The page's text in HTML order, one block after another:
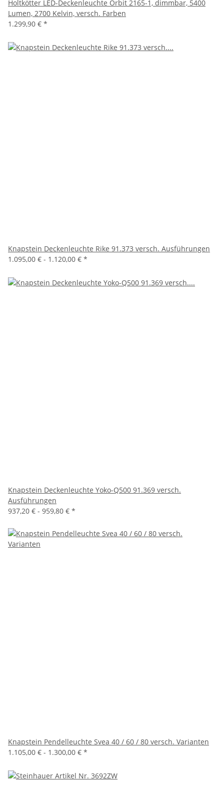
Holtkötter LED-Deckenleuchte Orbit 2165-1, dimmbar, 5400
Lumen, 2700 Kelvin, versch. Farben
1.299,90 € *
Knapstein Deckenleuchte Rike 91.373 versch. Ausführungen
1.095,00 € - 1.120,00 € *
Knapstein Deckenleuchte Yoko-Q500 91.369 versch.
Ausführungen
937,20 € - 959,80 € *
Knapstein Pendelleuchte Svea 40 / 60 / 80 versch. Varianten
1.105,00 € - 1.300,00 € *